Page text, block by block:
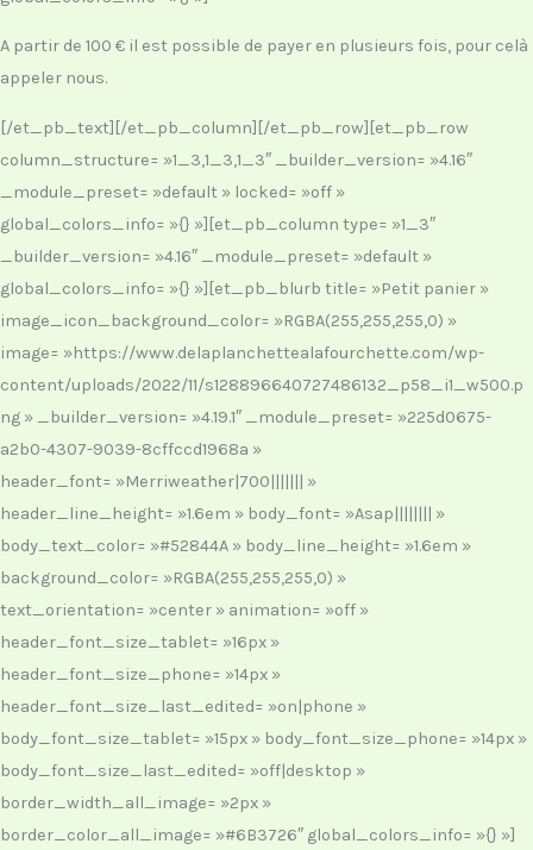
A partir de 100 € il est possible de payer en plusieurs fois, pour celà
appeler nous.
[/et_pb_text][/et_pb_column][/et_pb_row][et_pb_row
column_structure= »1_3,1_3,1_3″ _builder_version= »4.16″
_module_preset= »default » locked= »off »
global_colors_info= »{} »][et_pb_column type= »1_3″
_builder_version= »4.16″ _module_preset= »default »
global_colors_info= »{} »][et_pb_blurb title= »Petit panier »
image_icon_background_color= »RGBA(255,255,255,0) »
image= »https://www.delaplanchettealafourchette.com/wp-
content/uploads/2022/11/s128896640727486132_p58_i1_w500.p
ng » _builder_version= »4.19.1″ _module_preset= »225d0675-
a2b0-4307-9039-8cffccd1968a »
header_font= »Merriweather|700||||||| »
header_line_height= »1.6em » body_font= »Asap|||||||| »
body_text_color= »#52844A » body_line_height= »1.6em »
background_color= »RGBA(255,255,255,0) »
text_orientation= »center » animation= »off »
header_font_size_tablet= »16px »
header_font_size_phone= »14px »
header_font_size_last_edited= »on|phone »
body_font_size_tablet= »15px » body_font_size_phone= »14px »
body_font_size_last_edited= »off|desktop »
border_width_all_image= »2px »
border_color_all_image= »#6B3726″ global_colors_info= »{} »]